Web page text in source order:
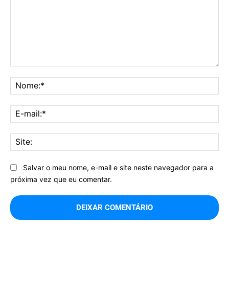
Salvar o meu nome, e-mail e site neste navegador para a
próxima vez que eu comentar.